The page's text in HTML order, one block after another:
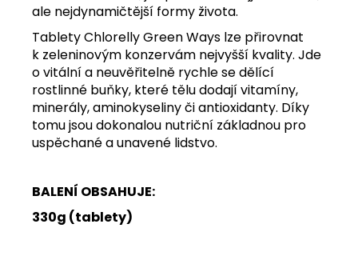
ale nejdynamičtější formy života.
Tablety Chlorelly Green Ways lze přirovnat
k zeleninovým konzervám nejvyšší kvality. Jde
o vitální a neuvěřitelně rychle se dělící
rostlinné buňky, které tělu dodají vitamíny,
minerály, aminokyseliny či antioxidanty. Díky
tomu jsou dokonalou nutriční základnou pro
uspěchané a unavené lidstvo.
BALENÍ OBSAHUJE:
330g (tablety)